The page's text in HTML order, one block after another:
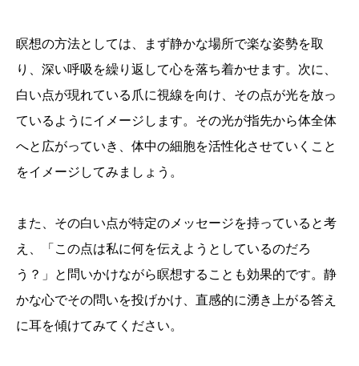
瞑想の方法としては、まず静かな場所で楽な姿勢を取
り、深い呼吸を繰り返して心を落ち着かせます。次に、
白い点が現れている爪に視線を向け、その点が光を放っ
ているようにイメージします。その光が指先から体全体
へと広がっていき、体中の細胞を活性化させていくこと
をイメージしてみましょう。
また、その白い点が特定のメッセージを持っていると考
え、「この点は私に何を伝えようとしているのだろ
う？」と問いかけながら瞑想することも効果的です。静
かな心でその問いを投げかけ、直感的に湧き上がる答え
に耳を傾けてみてください。